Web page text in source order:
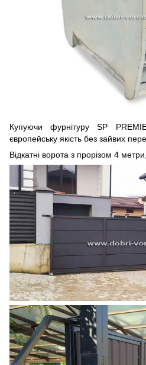
Купуючи фурнітуру SP
європейську якість без зайвих
Відкатні ворота з прорізом 4